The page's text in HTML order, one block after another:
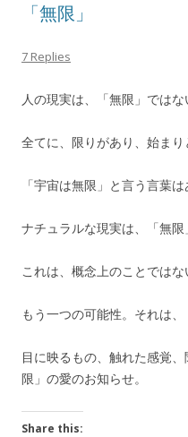
「無限」
7 Replies
人の現実は、「無限」ではな
全てに、限りがあり、始まり
「宇宙は無限」と言う言葉
ナチュラルな現実は、「無限
これは、概念上のことではな
もう一つの可能性。それは、
目に映るもの、触れた感覚
限」の愛のお知らせ。
Share this: